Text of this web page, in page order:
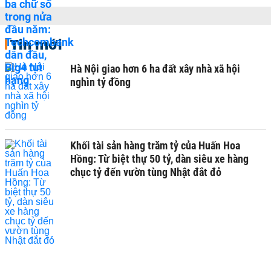
Tin mới
Hà Nội giao hơn 6 ha đất xây nhà xã hội
nghìn tỷ đồng
Khối tài sản hàng trăm tỷ của Huấn Hoa
Hồng: Từ biệt thự 50 tỷ, dàn siêu xe hàng
chục tỷ đến vườn tùng Nhật đắt đỏ